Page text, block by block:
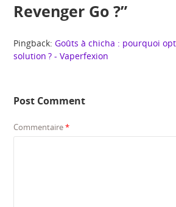
Revenger Go ?”
Pingback:Goûts à chicha : pourquoi
solution ? - Vaperfexion
Post Comment
Commentaire*